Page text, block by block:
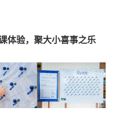
体验，聚大小喜事之乐